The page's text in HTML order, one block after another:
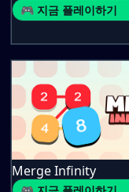
🎮 지금 플레이하기
Merge Infinity